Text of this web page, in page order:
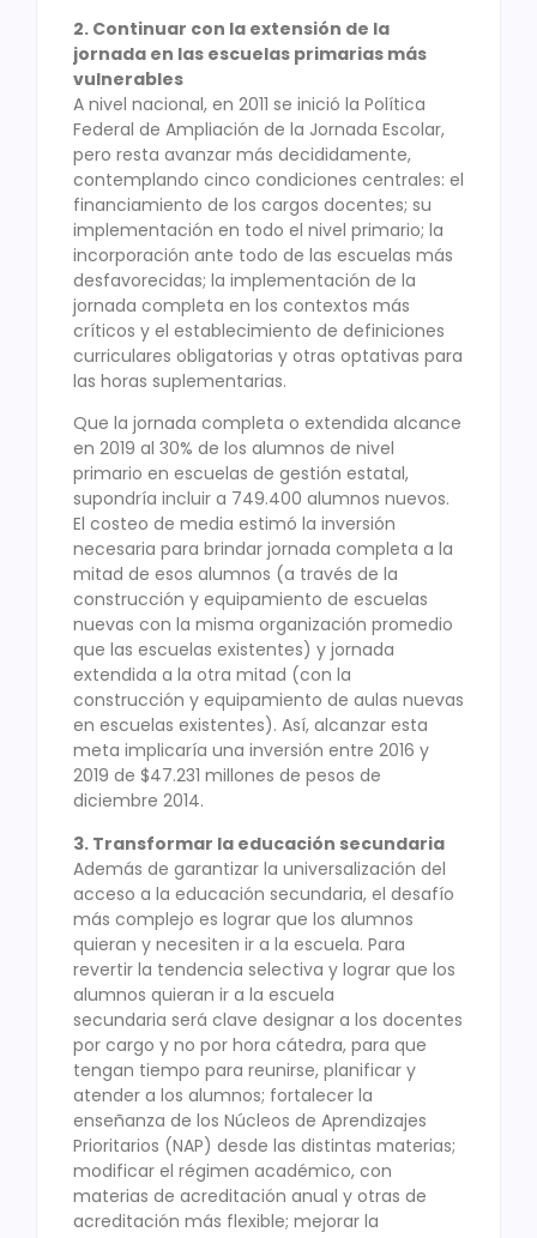
2. Continuar con la extensión de la
jornada en las escuelas primarias más
vulnerables
A nivel nacional, en 2011 se inició la Política
Federal de Ampliación de la Jornada Escolar,
pero resta avanzar más decididamente,
contemplando cinco condiciones centrales: el
financiamiento de los cargos docentes; su
implementación en todo el nivel primario; la
incorporación ante todo de las escuelas más
desfavorecidas; la implementación de la
jornada completa en los contextos más
críticos y el establecimiento de definiciones
curriculares obligatorias y otras optativas para
las horas suplementarias.
Que la jornada completa o extendida alcance
en 2019 al 30% de los alumnos de nivel
primario en escuelas de gestión estatal,
supondría incluir a 749.400 alumnos nuevos.
El costeo de media estimó la inversión
necesaria para brindar jornada completa a la
mitad de esos alumnos (a través de la
construcción y equipamiento de escuelas
nuevas con la misma organización promedio
que las escuelas existentes) y jornada
extendida a la otra mitad (con la
construcción y equipamiento de aulas nuevas
en escuelas existentes). Así, alcanzar esta
meta implicaría una inversión entre 2016 y
2019 de $47.231 millones de pesos de
diciembre 2014.
3. Transformar la educación secundaria
Además de garantizar la universalización del
acceso a la educación secundaria, el desafío
más complejo es lograr que los alumnos
quieran y necesiten ir a la escuela. Para
revertir la tendencia selectiva y lograr que los
alumnos quieran ir a la escuela
secundaria será clave designar a los docentes
por cargo y no por hora cátedra, para que
tengan tiempo para reunirse, planificar y
atender a los alumnos; fortalecer la
enseñanza de los Núcleos de Aprendizajes
Prioritarios (NAP) desde las distintas materias;
modificar el régimen académico, con
materias de acreditación anual y otras de
acreditación más flexible; mejorar la